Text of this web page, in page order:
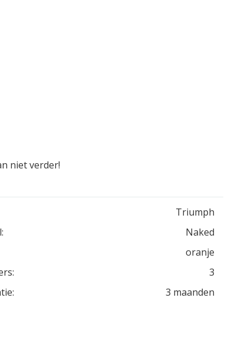
niet verder!
Triumph
Naked
oranje
3
3 maanden